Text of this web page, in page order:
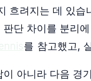
흐려지는 데 있
단 차이를 분리
를 참고했고,
아니라 다음 경